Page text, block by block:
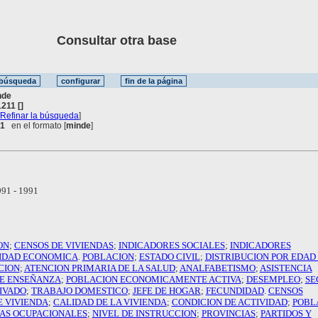
Consultar otra base
[]
Refinar la búsqueda]
en el formato [minde]
- 1991
; CENSOS DE VIVIENDAS; INDICADORES SOCIALES; INDICADORES
ECONOMICA POBLACION; ESTADO CIVIL; DISTRIBUCION POR EDAD
; ATENCION PRIMARIA DE LA SALUD; ANALFABETISMO; ASISTENCIA
ENSEÑANZA; POBLACION ECONOMICAMENTE ACTIVA; DESEMPLEO;
; TRABAJO DOMESTICO; JEFE DE HOGAR; FECUNDIDAD. CENSOS
VIVIENDA; CALIDAD DE LA VIVIENDA; CONDICION DE ACTIVIDAD;
OCUPACIONALES; NIVEL DE INSTRUCCION; PROVINCIAS; PARTIDOS Y